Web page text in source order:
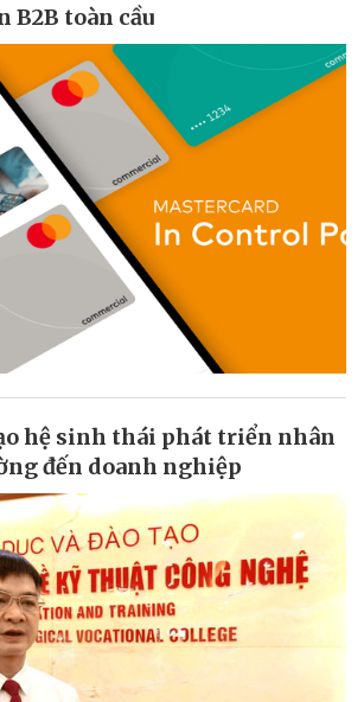
B2B toàn cầu
hệ sinh thái phát triển nhân
đến doanh nghiệp